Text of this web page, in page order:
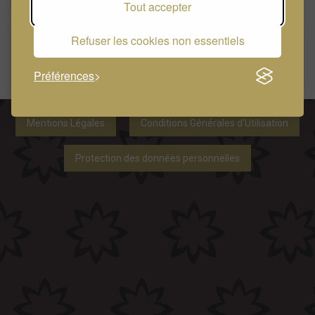
Tout accepter
Refuser les cookies non essentiels
Préférences
Prestations de services divers
46 bd des Moulins, 98000 Monaco
Email :Envoyer un email
Mentions Légales Conditions Générales d’Utilisation
Protection des données personnelles